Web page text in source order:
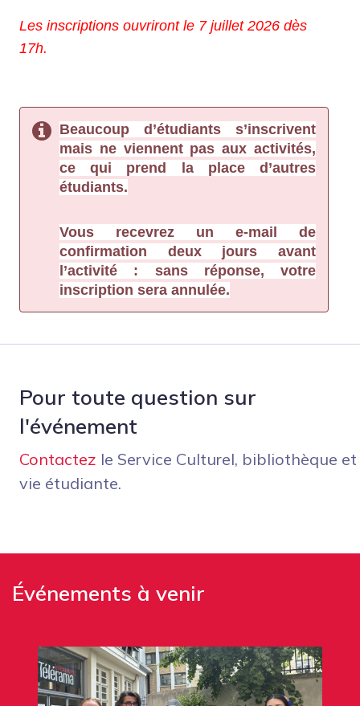
Les inscriptions ouvriront le 7 juillet 2026 dès
17h.
Beaucoup d’étudiants s’inscrivent
mais ne viennent pas aux activités,
ce qui prend la place d’autres
étudiants.
Vous recevrez un e-mail de
confirmation deux jours avant
l’activité : sans réponse, votre
inscription sera annulée.
Pour toute question sur
l'événement
Contactez le Service Culturel, bibliothèque et
vie étudiante.
Événements à venir